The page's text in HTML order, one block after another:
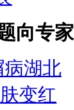
向专
湖北
变红